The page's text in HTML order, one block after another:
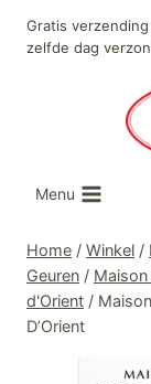
naar
Gratis
zelfde dag
Menu
Home / Winkel /
Geuren / Maison
d'Orient /
D’Orient